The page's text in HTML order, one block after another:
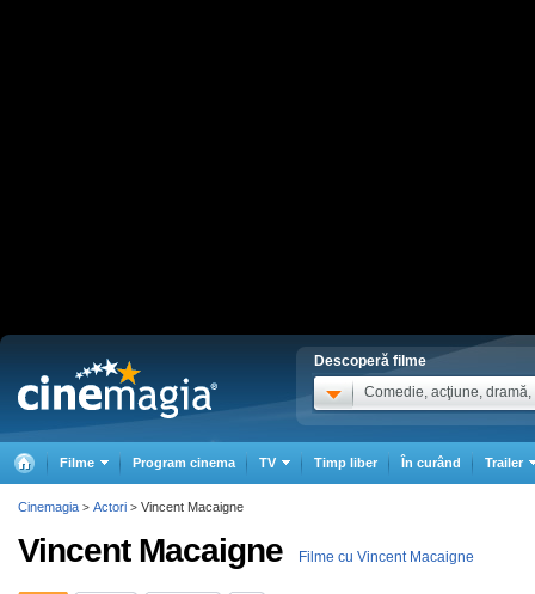
Descoperă filme
Comedie, acţiune, dramă,
Filme Program cinema TV Timp liber În curând Trailer
Vincent Macaigne Filme cu Vincent Macaigne
Cinemagia > Actori > Vincent Macaigne